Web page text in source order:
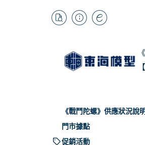
《戰鬥陀螺》供應狀況說明
門市據點
促銷活動